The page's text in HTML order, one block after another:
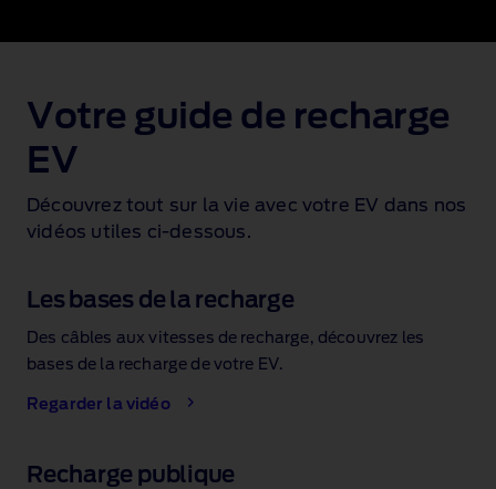
Votre guide de recharge
EV
Découvrez tout sur la vie avec votre EV dans nos
vidéos utiles ci‑dessous.
Les bases de la recharge
Des câbles aux vitesses de recharge, découvrez les
bases de la recharge de votre EV.
Regarder la vidéo
Recharge publique